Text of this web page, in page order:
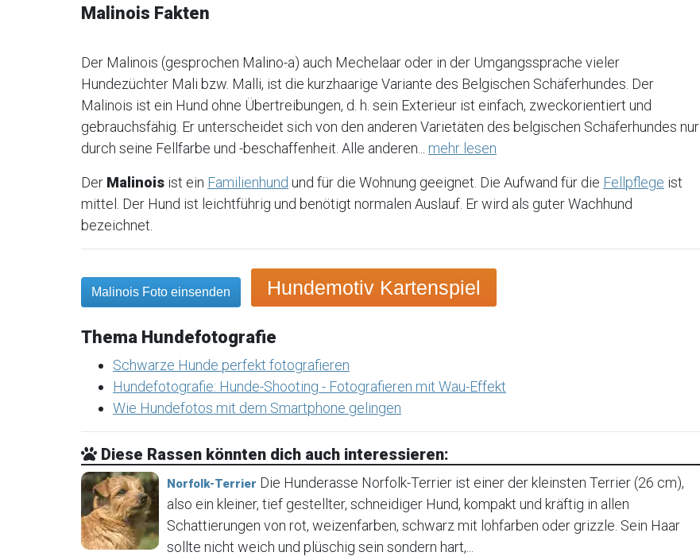
Malinois Fakten
Der Malinois (gesprochen Malino-a) auch Mechelaar oder in der Umgangssprache vieler
Hundezüchter Mali bzw. Malli, ist die kurzhaarige Variante des Belgischen Schäferhundes. Der
Malinois ist ein Hund ohne Übertreibungen, d. h. sein Exterieur ist einfach, zweckorientiert und
gebrauchsfähig. Er unterscheidet sich von den anderen Varietäten des belgischen Schäferhundes nur
durch seine Fellfarbe und -beschaffenheit. Alle anderen... mehr lesen
Der Malinois ist ein Familienhund und für die Wohnung geeignet. Die Aufwand für die Fellpflege ist
mittel. Der Hund ist leichtführig und benötigt normalen Auslauf. Er wird als guter Wachhund
bezeichnet.
Malinois Foto einsenden Hundemotiv Kartenspiel
Thema Hundefotografie
Schwarze Hunde perfekt fotografieren
Hundefotografie: Hunde-Shooting - Fotografieren mit Wau-Effekt
Wie Hundefotos mit dem Smartphone gelingen
Diese Rassen könnten dich auch interessieren:
Norfolk-Terrier Die Hunderasse Norfolk-Terrier ist einer der kleinsten Terrier (26 cm),
also ein kleiner, tief gestellter, schneidiger Hund, kompakt und kräftig in allen
Schattierungen von rot, weizenfarben, schwarz mit lohfarben oder grizzle. Sein Haar
sollte nicht weich und plüschig sein sondern hart,...